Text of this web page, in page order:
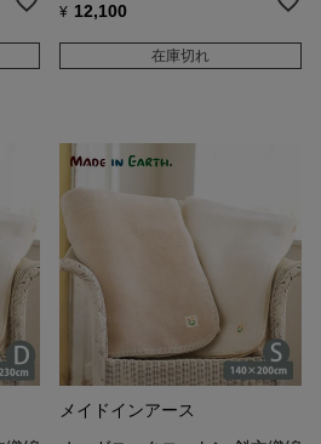
¥ 12,100
在庫切れ
メイドインアース